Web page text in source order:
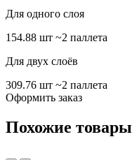
Для одного слоя
154.88 шт ~2 паллета
Для двух слоёв
309.76 шт ~2 паллета
Оформить заказ
Похожие товары